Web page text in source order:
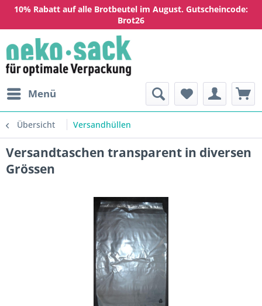
10% Rabatt auf alle Brotbeutel im August. Gutscheincode:
Brot26
Menü
Übersicht Versandhüllen
Versandtaschen transparent in diversen
Grössen